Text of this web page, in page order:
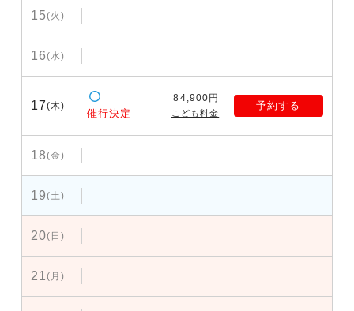
15(火)
16(水)
17(木)
催行決定
84,900円
こども料金
予約する
18(金)
19(土)
20(日)
21(月)